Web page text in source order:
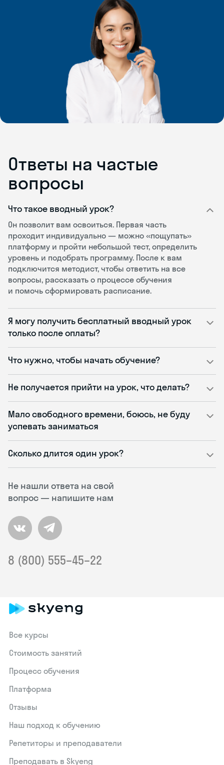
Ответы на частые
вопросы
Не нашли ответа на свой
вопрос — напишите нам
8 (800) 555–45–22
Что такое вводный урок?
Он позволит вам освоиться. Первая часть
проходит индивидуально — можно «пощупать»
платформу и пройти небольшой тест, определить
уровень и подобрать программу. После к вам
подключится методист, чтобы ответить на все
вопросы, рассказать о процессе обучения
и помочь сформировать расписание.
Я могу получить бесплатный вводный урок
только после оплаты?
Что нужно, чтобы начать обучение?
Не получается прийти на урок, что делать?
Мало свободного времени, боюсь, не буду
успевать заниматься
Сколько длится один урок?
Все курсы
Стоимость занятий
Процесс обучения
Платформа
Отзывы
Наш подход к обучению
Репетиторы и преподаватели
Преподавать в Skyeng